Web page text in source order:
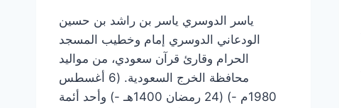
ياسر الدوسري ياسر بن راشد بن حسين
الودعاني الدوسري إمام وخطيب المسجد
الحرام وقارئ قرآن سعودي، من مواليد
محافظة الخرج السعودية. (6 أغسطس
1980م -) (24 رمضان 1400هـ -) وأحد أئمة